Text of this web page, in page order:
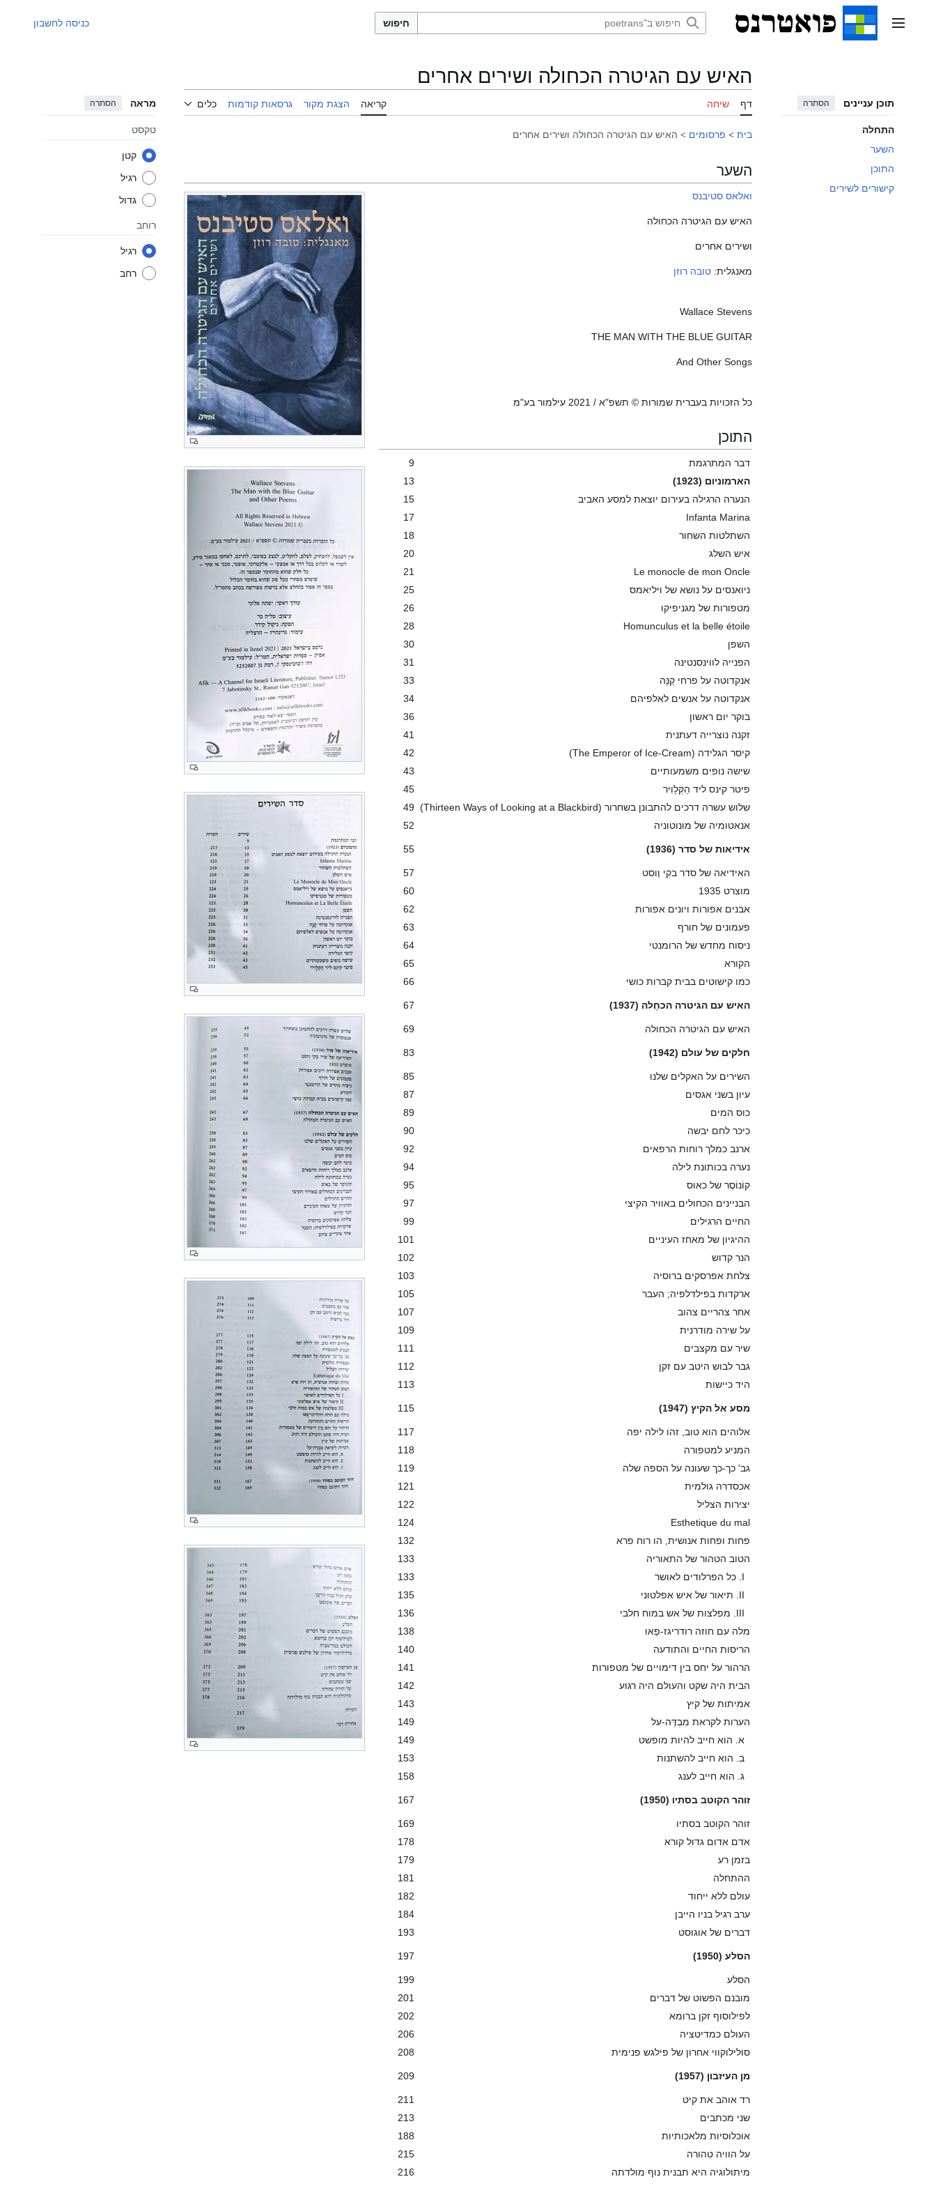
תפריט ראשי חיפוש כניסה לחשבון
תוכן עניינים הסתרה
התחלה
השער
התוכן
קישורים לשירים
האיש עם הגיטרה הכחולה ושירים אחרים
דף שיחה קריאה הצגת מקור גרסאות קודמות כלים מראה הסתרה
טקסט
קטן
רגיל
גדול
רוחב
רגיל
רחב
בית > פרסומים > האיש עם הגיטרה הכחולה ושירים אחרים
השער
ואלאס סטיבנס
האיש עם הגיטרה הכחולה
ושירים אחרים
מאנגלית: טובה רוזן
Wallace Stevens
THE MAN WITH THE BLUE GUITAR
And Other Songs
כל הזכויות בעברית שמורות © תשפ"א / 2021 עילמור בע"מ
התוכן
דבר המתרגמת
9
הארמוניום (1923)
13
הנערה הרגילה בעירום יוצאת למסע האביב
15
Infanta Marina
17
השתלטות השחור
18
איש השלג
20
Le monocle de mon Oncle
21
ניואנסים על נושא של ויליאמס
25
מטפורות של מגניפיקו
26
Homunculus et la belle étoile
28
השפן
30
הפנייה לווינסנטינה
31
אנקדוטה על פרחי קַנָּה
33
אנקדוטה על אנשים לאלפיהם
34
בוקר יום ראשון
36
זקנה נוצרייה דעתנית
41
קיסר הגלידה (The Emperor of Ice-Cream)
42
שישה נופים משמעותיים
43
פיטר קינס ליד הַקְּלָוִיר
45
שלוש עשרה דרכים להתבונן בשחרור (Thirteen Ways of Looking at a Blackbird)
49
אנאטומיה של מונוטוניה
52
אידיאות של סדר (1936) 55
האידיאה של סדר בקִי וֶוסט
57
מוצרט 1935
60
אבנים אפורות ויונים אפורות
62
פעמונים של חורף
63
ניסוח מחדש של הרומנטי
64
הקורא
65
כמו קישוטים בבית קברות כושי
66
האיש עם הגיטרה הכחֻלה (1937) 67
האיש עם הגיטרה הכחולה 69
חלקים של עולם (1942) 83
השירים על האקלים שלנו
85
עיון בשני אגסים
87
כוס המים
89
כיכר לחם יבשה
90
ארנב כמלך רוחות הרפאים
92
נערה בכותונת לילה
94
קוֹנוֹסֶר של כאוס
95
הבניינים הכחולים באוויר הקיצי
97
החיים הרגילים
99
ההיגיון של מאחז העיניים
101
הנר קדוש
102
צלחת אפרסקים ברוסיה
103
ארקדות בפילדלפיה; העבר
105
אחר צהריים צהוב
107
על שירה מודרנית
109
שיר עם מקצבים
111
גבר לבוש היטב עם זקן
112
היד כיישות
113
מסע אל הקיץ (1947) 115
אלוהים הוא טוב, זהו לילה יפה
117
המניע למטפורה
118
גב' כך-כך שעונה על הספה שלה
119
אכסדרה גולמית
121
יצירות הצליל
122
Esthetique du mal
124
פחות ופחות אנושית, הו רוח פרא
132
הטוב הטהור של התאוריה
133
133
135
136
מלה עם חוזה רודריגז-פֶאו
138
הריסות החיים והתודעה
140
הרהור על יחס בין דימויים של מטפורות
141
הבית היה שקט והעולם היה רגוע
142
אמיתות של קיץ
143
הערות לקראת מִבְדֶּה-על
149
א. הוא חייב להיות מופשט
149
ב. הוא חייב להשתנות
153
ג. הוא חייב לענג
158
זוהר הקוטב בסתיו (1950) 167
זוהר הקוטב בסתיו
169
אדם אדום גדול קורא
178
בזמן רע
179
ההתחלה
181
עולם ללא ייחוד
182
ערב רגיל בניו הייבן
184
דברים של אוגוסט
193
הסלע (1950) 197
הסלע
199
מובנם הפשוט של דברים
201
לפילוסוף זקן ברומא
202
העולם כמדיטציה
206
סולילוקווי אחרון של פילגש פנימית
208
מן העיזבון (1957) 209
רד אוהב את קיט
211
שני מכתבים
213
אוכלוסיות מלאכותיות
188
על הוויה טהורה
215
מיתולוגיה היא תבנית נוף מולדתה
216